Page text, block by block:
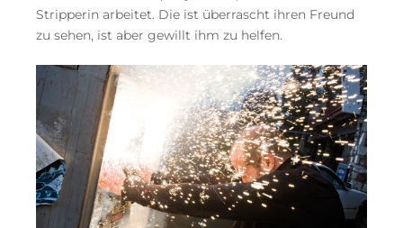
Stripperin arbeitet. Die ist überrascht ihren Freund
zu sehen, ist aber gewillt ihm zu helfen.